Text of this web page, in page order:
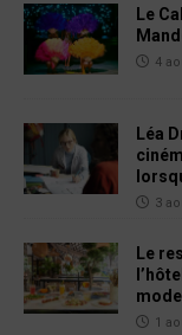
Le
4
Léa
3
Le
1